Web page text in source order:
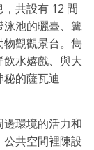
共設有 12 間
池的曬臺、篝
觀觀景台。雋
水嬉戲、與大
的薩瓦迪
環境的活力和
共空間裡陳設